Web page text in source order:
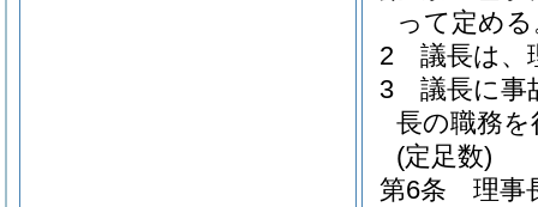
って定め
2
議長は、
3
議長に事
長の職務を
(定足数)
第6条
理事